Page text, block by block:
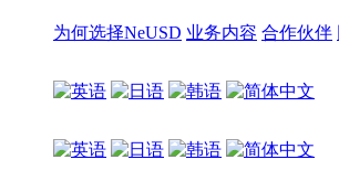
为何选择NeUSD 业务内容 合作伙伴